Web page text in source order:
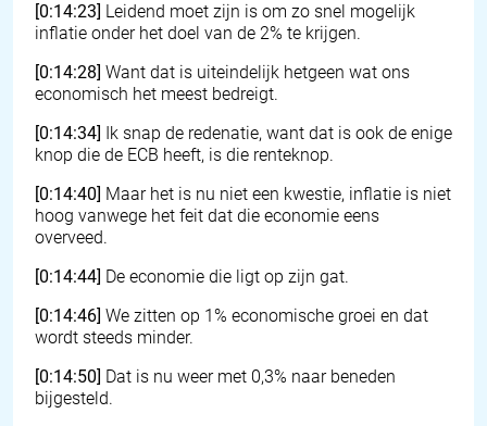
[0:14:23] Leidend moet zijn is om zo snel mogelijk
inflatie onder het doel van de 2% te krijgen.
[0:14:28] Want dat is uiteindelijk hetgeen wat ons
economisch het meest bedreigt.
[0:14:34] Ik snap de redenatie, want dat is ook de enige
knop die de ECB heeft, is die renteknop.
[0:14:40] Maar het is nu niet een kwestie, inflatie is niet
hoog vanwege het feit dat die economie eens
overveed.
[0:14:44] De economie die ligt op zijn gat.
[0:14:46] We zitten op 1% economische groei en dat
wordt steeds minder.
[0:14:50] Dat is nu weer met 0,3% naar beneden
bijgesteld.